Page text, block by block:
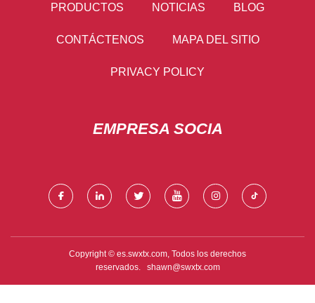
PRODUCTOS NOTICIAS BLOG
CONTÁCTENOS MAPA DEL SITIO
PRIVACY POLICY
EMPRESA SOCIA
Copyright © es.swxtx.com, Todos los derechos
reservados. shawn@swxtx.com